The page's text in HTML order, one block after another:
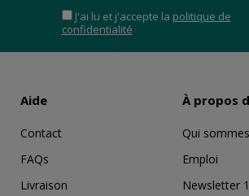
J'ai lu et j'accepte la politique de
confidentialité
Aide
Contact
FAQs
Livraison
À propos
Qui
Emploi
Newsletter